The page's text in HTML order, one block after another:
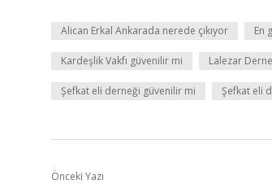
Alican Erkal Ankarada nerede çıkıyor En
Kardeşlik Vakfı güvenilir mi Lalezar
Şefkat eli derneği güvenilir mi Şefkat eli
Önceki Yazı